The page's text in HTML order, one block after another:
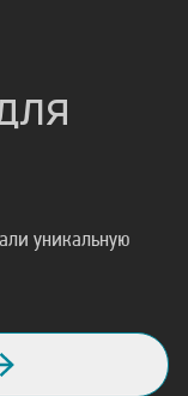
уникальную